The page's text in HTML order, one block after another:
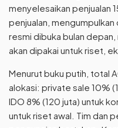
menyelesaikan penjualan
penjualan,
resmi dibuka bulan
akan dipakai untuk riset,
Menurut buku putih, total
alokasi: private sale 10%
IDO 8% (120 juta) untuk
untuk riset awal. Tim dan